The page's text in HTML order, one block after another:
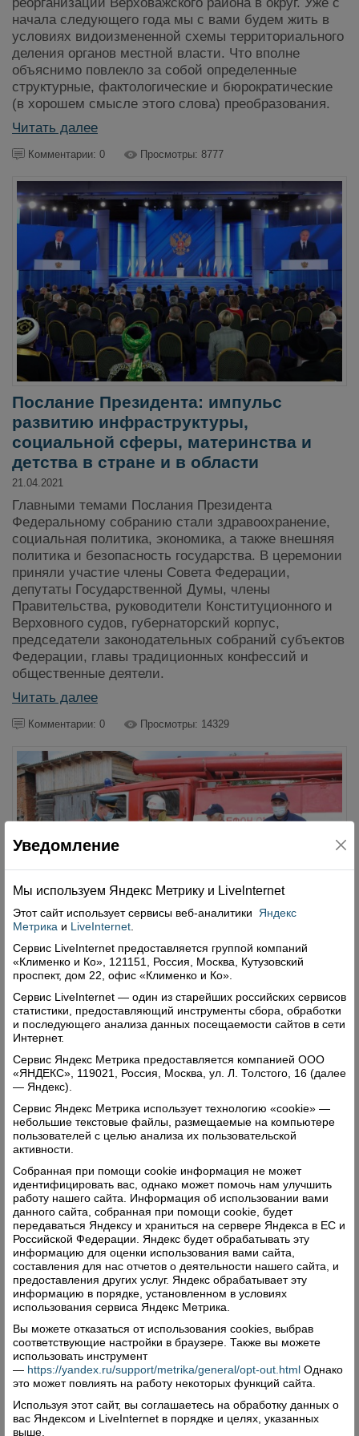
начала следующего года мы с вами будем жить в
условиях видоизмененной схемы территориального
деления органов местной власти. Что вполне
объяснимо повлекло за собой определенные
структурные, фактологические и бюрократические
(в хорошем смысле этого слова) преобразования.
Читать далее
Комментарии: 0 Просмотры: 8777
Послание Президента: импульс
развитию инфраструктуры,
социальной сферы, материнства и
детства в стране и в области
21.04.2021
Главными темами Послания Президента
Федеральному собранию стали здравоохранение,
социальная политика, экономика, а также внешняя
политика и безопасность государства. В церемонии
приняли участие члены Совета Федерации,
депутаты Государственной Думы, члены
Правительства, руководители Конституционного и
Верховного судов, губернаторский корпус,
председатели законодательных собраний субъектов
Федерации, главы традиционных конфессий и
общественные деятели.
Читать далее
Комментарии: 0 Просмотры: 14329
Прибыть первыми – главная задача
18.07.2020
7 июля в д.Сметанино Верховского сельского
поселения состоялось торжественное открытие
отдельного подразделения добровольной пожарной
команды, первой из вновь образованных.
Читать далее
Комментарии: 0 Просмотры: 16773
Уведомление
Мы используем Яндекс Метрику и Livelnternet
Этот сайт использует сервисы веб-аналитики
Яндекс
Метрика и LiveInternet
Сервис LiveInternet предоставляется группой компаний
«Клименко и Ко», 121151, Россия, Москва, Кутузовский
проспект, дом 22, офис «Клименко и Ко».
Сервис LiveInternet — один из старейших российских сервисов
статистики, предоставляющий инструменты сбора, обработки
и последующего анализа данных посещаемости сайтов в сети
Интернет.
Сервис Яндекс Метрика предоставляется компанией ООО
«ЯНДЕКС», 119021, Россия, Москва, ул. Л. Толстого, 16 (далее
— Яндекс).
Сервис Яндекс Метрика использует технологию «cookie» —
небольшие текстовые файлы, размещаемые на компьютере
пользователей с целью анализа их пользовательской
активности.
Собранная при помощи cookie информация не может
идентифицировать вас, однако может помочь нам улучшить
работу нашего сайта. Информация об использовании вами
данного сайта, собранная при помощи cookie, будет
передаваться Яндексу и храниться на сервере Яндекса в ЕС и
Российской Федерации. Яндекс будет обрабатывать эту
информацию для оценки использования вами сайта,
составления для нас отчетов о деятельности нашего сайта, и
предоставления других услуг. Яндекс обрабатывает эту
информацию в порядке, установленном в условиях
использования сервиса Яндекс Метрика.
Вы можете отказаться от использования cookies, выбрав
соответствующие настройки в браузере. Также вы можете
использовать инструмент
— https://yandex.ru/support/metrika/general/opt-out.html Однако
это может повлиять на работу некоторых функций сайта.
Используя этот сайт, вы соглашаетесь на обработку данных о
вас Яндексом и LiveInternet в порядке и целях, указанных
выше.